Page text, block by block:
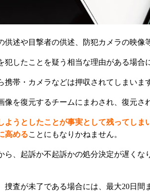
供述や目撃者の供述、防犯カメラの映像
犯したことを疑う相当な理由がある場合
携帯・カメラなどは押収されてしまいま
像を復元するチームにまわされ、復元さ
ようとしたことが事実として残ってしま
高めることにもなりかねません。
ら、起訴か不起訴かの処分決定が遅く
捜査が未了である場合には、最大20日間